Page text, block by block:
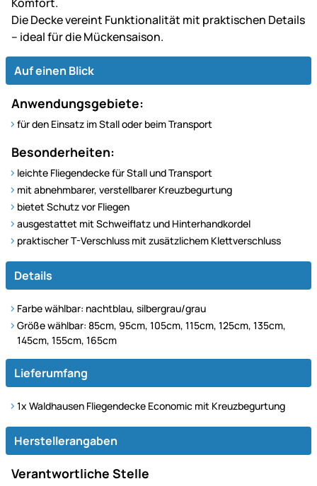
Die Decke vereint Funktionalität mit praktischen Details
– ideal für die Mückensaison.
Auf einen Blick
Anwendungsgebiete:
für den Einsatz im Stall oder beim Transport
Besonderheiten:
leichte Fliegendecke für Stall und Transport
mit abnehmbarer, verstellbarer Kreuzbegurtung
bietet Schutz vor Fliegen
ausgestattet mit Schweiflatz und Hinterhandkordel
praktischer T-Verschluss mit zusätzlichem Klettverschluss
Details
Farbe wählbar: nachtblau, silbergrau/grau
Größe wählbar: 85cm, 95cm, 105cm, 115cm, 125cm, 135cm,
145cm, 155cm, 165cm
Lieferumfang
1x Waldhausen Fliegendecke Economic mit Kreuzbegurtung
Herstellerangaben
Verantwortliche Stelle